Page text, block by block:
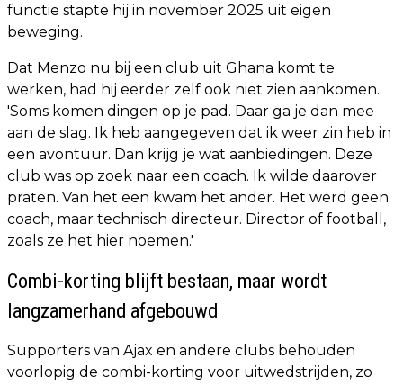
functie stapte hij in november 2025 uit eigen
beweging.
Dat Menzo nu bij een club uit Ghana komt te
werken, had hij eerder zelf ook niet zien aankomen.
'Soms komen dingen op je pad. Daar ga je dan mee
aan de slag. Ik heb aangegeven dat ik weer zin heb in
een avontuur. Dan krijg je wat aanbiedingen. Deze
club was op zoek naar een coach. Ik wilde daarover
praten. Van het een kwam het ander. Het werd geen
coach, maar technisch directeur. Director of football,
zoals ze het hier noemen.'
Combi-korting blijft bestaan, maar wordt
langzamerhand afgebouwd
Supporters van Ajax en andere clubs behouden
voorlopig de combi-korting voor uitwedstrijden, zo